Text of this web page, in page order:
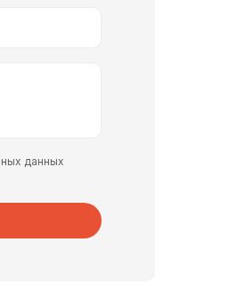
данных